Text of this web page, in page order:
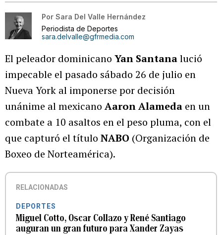
Por Sara Del Valle Hernández
Periodista de Deportes
sara.delvalle@gfrmedia.com
El peleador dominicano Yan Santanalució
impecable el pasado sábado 26 de julio en
Nueva York al imponerse por decisión
unánime al mexicano Aaron Alameda en un
combate a 10 asaltos en el peso pluma, con el
que capturó el título NABO (Organización de
Boxeo de Norteamérica).
RELACIONADAS
DEPORTES
Miguel Cotto, Oscar Collazo y René Santiago
auguran un gran futuro para Xander Zayas